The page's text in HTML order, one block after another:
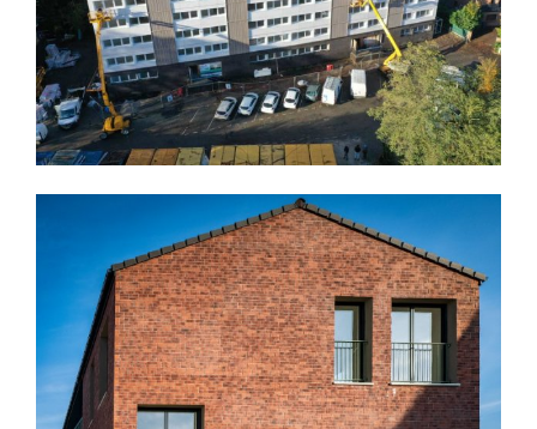
COLLECTIF DE LOGEMENT " PATIO" À FACHES
THUMESNIL POUR LE LOT MÉTALLERIE
Nos références de chantiers
Découvrir
BÂTIMENT DE BUREAUX, ZONE DE LA PILATERIE À
VILLENEUVE D’ASCQ - LOT MÉTALLERIE
Nos références de chantiers